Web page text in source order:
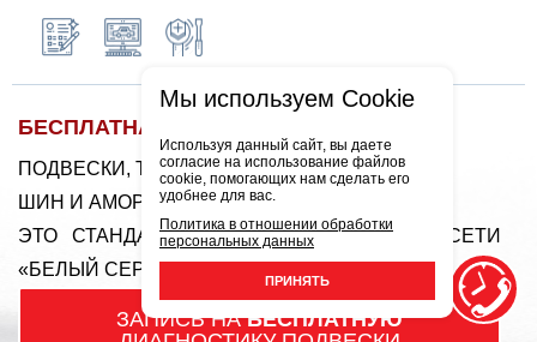
БЕСПЛАТНАЯ ДИАГНОСТИКА
ПОДВЕСКИ, ТОРМОЗНОЙ СИСТЕМЫ
ШИН И АМОРТИЗАТОРОВ
ЭТО СТАНДАРТ РАБОТЫ ФЕДЕРАЛЬНОЙ СЕТИ
«БЕЛЫЙ СЕРВИС»!
ЗАПИСЬ НАБЕСПЛАТНУЮ
Мы используем Cookie
Используя данный сайт, вы даете
согласие на использование файлов
cookie, помогающих нам сделать его
удобнее для вас.
Политика в отношении обработки
персональных данных
ПРИНЯТЬ